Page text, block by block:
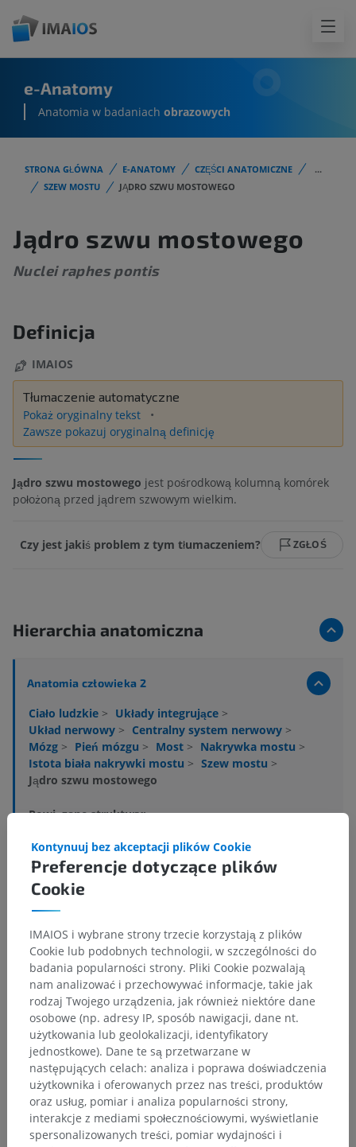
e-Anatomy
Anatomia w badaniach obrazowych
STRONA GŁÓWNA E-ANATOMY CZĘŚCI ANATOMICZNE
...
SZEW MOSTU
JĄDRO SZWU MOSTOWEGO
Jądro szwu mostowego
Nuclei raphes pontis
Definicja
IMAIOS
Tłumaczenie automatyczne
Pokaż oryginalny tekst
Zawsze pokazuj oryginalną definicję
Jądro szwu mostowego jest pośrodkową kolumną komórek
położoną przed jądrem szwowym wielkim.
Czy jest jakiś problem z tym tłumaczeniem? ZGŁOŚ
Hierarchia anatomiczna
Anatomia człowieka 2
Ciało ludzkie > Układy integrujące >
Układ nerwowy > Centralny system nerwowy >
Mózg > Pień mózgu > Most > Nakrywka mostu >
Istota biała nakrywki mostu > Szew mostu >
Jądro szwu mostowego
Powiązane struktury:
Jądro szwu tylne; jądro szwu grzbietowe
Anatomia człowieka 1
Neuroanatomia człowieka
Porównawcza anatomia zwierząt
Tłumaczenia
Preferencje dotyczące plików
Cookie
Kontynuuj bez akceptacji plików Cookie
IMAIOS i wybrane strony trzecie korzystają z plików
Cookie lub podobnych technologii, w szczególności do
badania popularności strony. Pliki Cookie pozwalają
nam analizować i przechowywać informacje, takie jak
rodzaj Twojego urządzenia, jak również niektóre dane
osobowe (np. adresy IP, sposób nawigacji, dane nt.
użytkowania lub geolokalizacji, identyfikatory
jednostkowe). Dane te są przetwarzane w
następujących celach: analiza i poprawa doświadczenia
użytkownika i oferowanych przez nas treści, produktów
oraz usług, pomiar i analiza popularności strony,
interakcje z mediami społecznościowymi, wyświetlanie
spersonalizowanych treści, pomiar wydajności i